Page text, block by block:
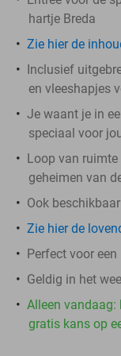
hartje Breda
Zie hierde
Inclusief
en vleeshapjes
Je waant je in
speciaal voor
Loop van
geheimen van
Ook
Zie hier de
Perfect voor
Geldig in het
Alleen vandaag:
gratis kans op